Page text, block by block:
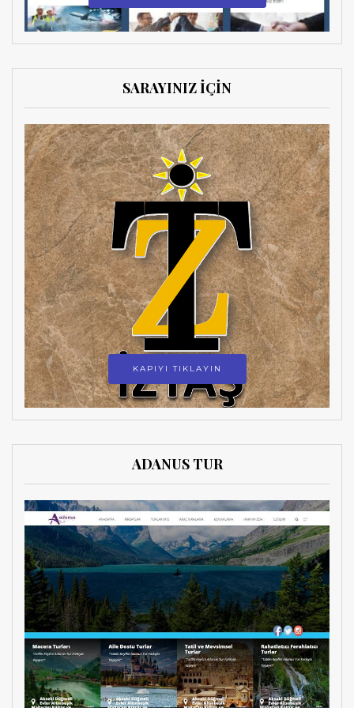
SARAYINIZ İÇİN
KAPIYI TIKLAYIN
ADANUS TUR